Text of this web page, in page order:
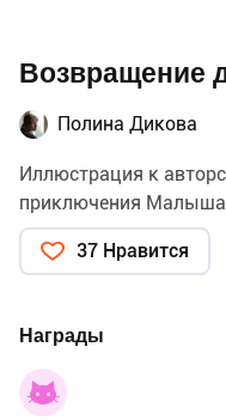
Возвращение
Полина Дикова
Иллюстрация к
приключения
37 Нравится
Награды